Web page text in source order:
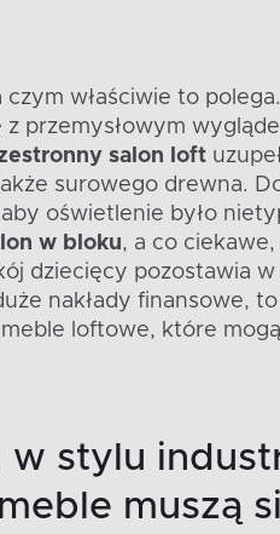
właściwie to polega.
przemysłowym
salon loft
surowego drewna.
oświetlenie było
w bloku, a co
dziecięcy pozostawia
nakłady finansowe,
loftowe, które
w stylu
muszą